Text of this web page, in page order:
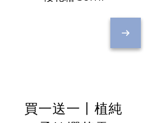
買一送一丨植純